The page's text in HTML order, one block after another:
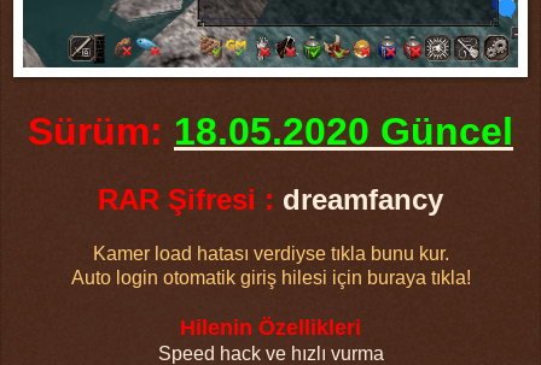
Sürüm: 18.05.2020 Güncel
RAR Şifresi : dreamfancy
Kamer load hatası verdiyse tıkla bunu kur.
Auto login otomatik giriş hilesi için buraya tıkla!
Hilenin Özellikleri
Speed hack ve hızlı vurma